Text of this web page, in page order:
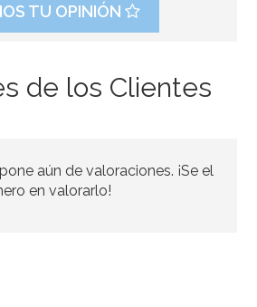
7,95€
TU OPINIÓN
de los Clientes
aún de valoraciones. ¡Se el
en valorarlo!